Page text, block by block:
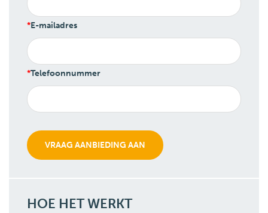
E-mailadres
Telefoonnummer
HOE HET WERKT